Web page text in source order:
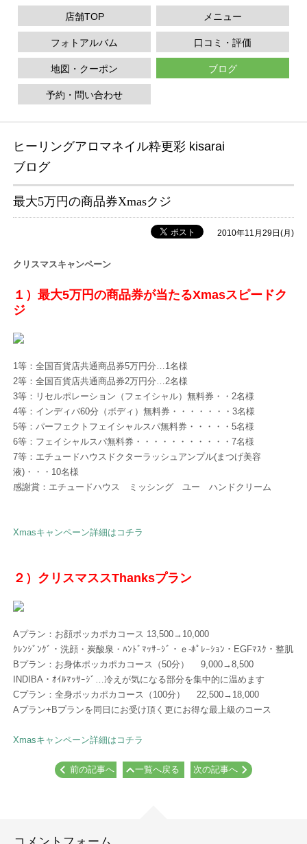
店舗TOP メニュー
フォトアルバム 口コミ・評価
地図・クーポン ブログ
予約・問い合わせ
ヒーリングアロマネイル粋更彩 kisarai
ブログ
最大5万円の商品券Xmasクジ
2010年11月29日(月)
クリスマスキャンペーン
１）最大5万円の商品券が当たるXmasスピードク
ジ
1等：全国百貨店共通商品券5万円分…1名様
2等：全国百貨店共通商品券2万円分…2名様
3等：リセルポレーション（フェイシャル）無料券・・2名様
4等：インディバ60分（ボディ）無料券・・・・・・・3名様
5等：パーフェクトフェイシャルスパ無料券・・・・・5名様
6等：フェイシャルスパ無料券・・・・・・・・・・・7名様
7等：エチュードハウスドクターラッシュアンプル(まつげ美容
液)・・・10名様
感謝賞：エチュードハウス ミッシング ユー ハンドクリーム
Xmasキャンペーン詳細はコチラ
２）クリスマススThanksプラン
Aプラン：お顔ポッカポカコース 13,500→10,000
ｸﾚﾝｼﾞﾝｸﾞ・洗顔・炭酸泉・ﾊﾝﾄﾞﾏｯｻｰｼﾞ・ｅ-ﾎﾟﾚｰｼｮﾝ・EGFﾏｽｸ・整肌
Bプラン：お身体ポッカポカコース（50分） 9,000→8,500
INDIBA・ｵｲﾙﾏｯｻｰｼﾞ…冷えが気になる部分を集中的に温めます
Cプラン：全身ポッカポカコース（100分） 22,500→18,000
Aプラン+Bプランを同日にお受け頂く更にお得な最上級のコース
Xmasキャンペーン詳細はコチラ
前の記事へ 一覧へ戻る 次の記事へ